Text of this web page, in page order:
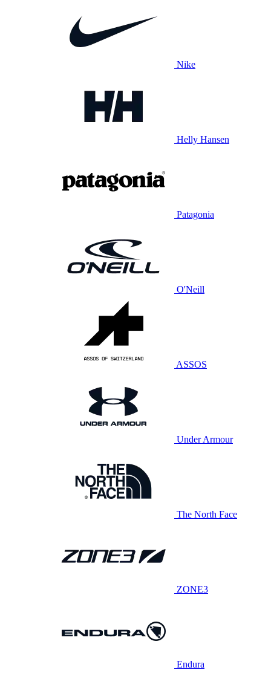
Nike
Helly Hansen
Patagonia
O'Neill
ASSOS
Under Armour
The North Face
ZONE3
Endura